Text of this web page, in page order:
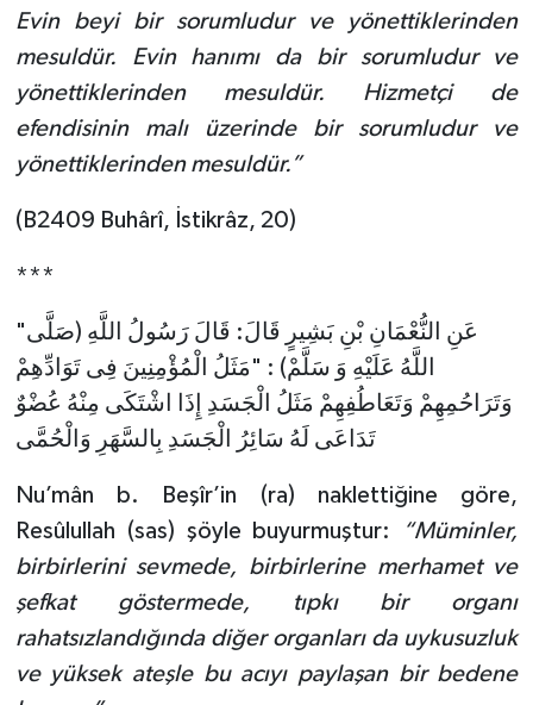
Evin beyi bir sorumludur ve yönettiklerinden
mesuldür. Evin hanımı da bir sorumludur ve
yönettiklerinden mesuldür. Hizmetçi de
efendisinin malı üzerinde bir sorumludur ve
yönettiklerinden mesuldür.”
(B2409 Buhârî, İstikrâz, 20)
***
"عَنِ النُّعْمَانِ بْنِ بَشِيرٍ قَالَ: قَالَ رَسُولُ اللَّهِ (صَلَّى
اللَّهُ عَلَيْهِ وَ سَلَّمْ) : "مَثَلُ الْمُؤْمِنِينَ فِى تَوَادِّهِمْ
وَتَرَاحُمِهِمْ وَتَعَاطُفِهِمْ مَثَلُ الْجَسَدِ إِذَا اشْتَكَى مِنْهُ عُضْوٌ
تَدَاعَى لَهُ سَائِرُ الْجَسَدِ بِالسَّهَرِ وَالْحُمَّى
Nu’mân b. Beşîr’in (ra) naklettiğine göre,
Resûlullah (sas) şöyle buyurmuştur:
“Müminler,
birbirlerini sevmede, birbirlerine merhamet ve
şefkat göstermede, tıpkı bir organı
rahatsızlandığında diğer organları da uykusuzluk
ve yüksek ateşle bu acıyı paylaşan bir bedene
Muğla Müftülüğü
Nevşehir Müftülüğü
Niğde Müftülüğü
Osmaniye Müftülüğü
Rize Müftülüğü
Samsun Müftülüğü
Siirt Müftülüğü
Sinop Müftülüğü